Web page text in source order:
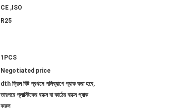
CE ,ISO
R25
1PCS
Negotiated price
dth ড্রিল বিট প্রথমে পলিব্যাগে প্যাক করা হবে,
তারপরে প্লাস্টিকের বাক্সে বা কাঠের বাক্সে প্যাক
করুন